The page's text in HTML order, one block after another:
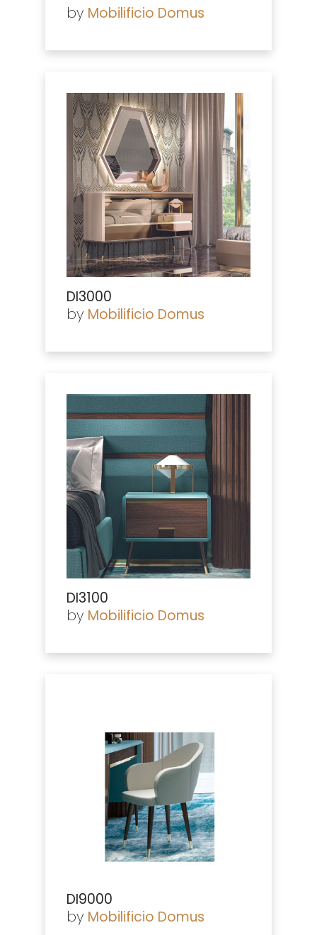
by Mobilificio Domus
DI3000
by Mobilificio Domus
DI3100
by Mobilificio Domus
DI9000
by Mobilificio Domus